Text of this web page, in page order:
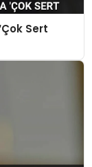
Sert